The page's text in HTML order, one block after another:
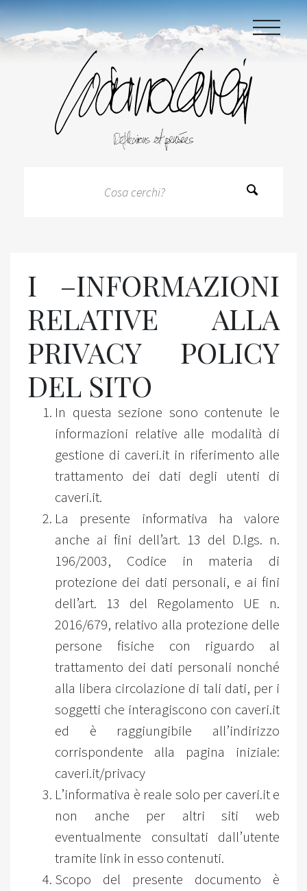
|||
I –INFORMAZIONI
RELATIVE ALLA
PRIVACY POLICY
DEL SITO
In questa sezione sono contenute le
informazioni relative alle modalità di
gestione di caveri.it in riferimento alle
trattamento dei dati degli utenti di
caveri.it.
La presente informativa ha valore
anche ai fini dell’art. 13 del D.lgs. n.
196/2003, Codice in materia di
protezione dei dati personali, e ai fini
dell’art. 13 del Regolamento UE n.
2016/679, relativo alla protezione delle
persone fisiche con riguardo al
trattamento dei dati personali nonché
alla libera circolazione di tali dati, per i
soggetti che interagiscono con caveri.it
ed è raggiungibile all’indirizzo
corrispondente alla pagina iniziale:
caveri.it/privacy
L’informativa è reale solo per caveri.it e
non anche per altri siti web
eventualmente consultati dall’utente
tramite link in esso contenuti.
Scopo del presente documento è